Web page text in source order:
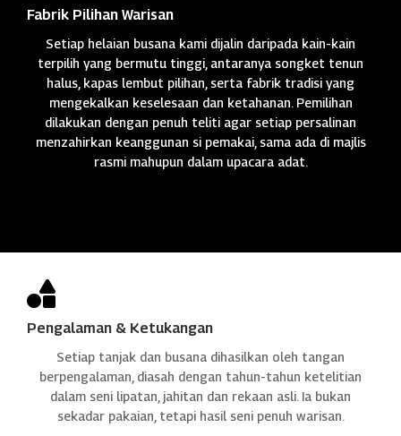
Fabrik Pilihan Warisan
Setiap helaian busana kami dijalin daripada kain-kain
terpilih yang bermutu tinggi, antaranya songket tenun
halus, kapas lembut pilihan, serta fabrik tradisi yang
mengekalkan keselesaan dan ketahanan. Pemilihan
dilakukan dengan penuh teliti agar setiap persalinan
menzahirkan keanggunan si pemakai, sama ada di majlis
rasmi mahupun dalam upacara adat.

Pengalaman & Ketukangan
Setiap tanjak dan busana dihasilkan oleh tangan
berpengalaman, diasah dengan tahun-tahun ketelitian
dalam seni lipatan, jahitan dan rekaan asli. Ia bukan
sekadar pakaian, tetapi hasil seni penuh warisan.